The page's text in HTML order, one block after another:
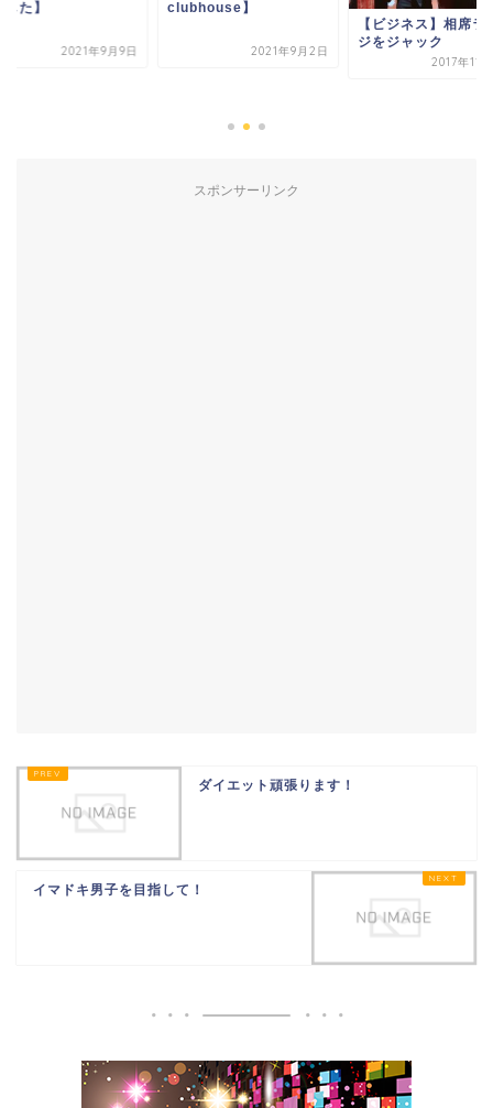
た】
2021年9月9日
clubhouse】
2021年9月2日
【ビジネス】相席ラ
ジをジャック
2017年11
スポンサーリンク
ダイエット頑張ります！
イマドキ男子を目指して！